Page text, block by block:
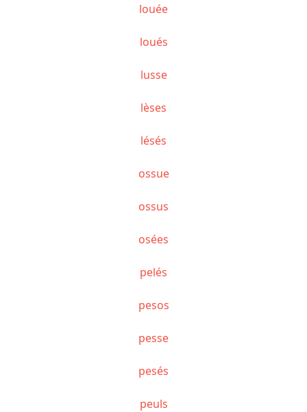
louée
loués
lusse
lèses
lésés
ossue
ossus
osées
pelés
pesos
pesse
pesés
peuls